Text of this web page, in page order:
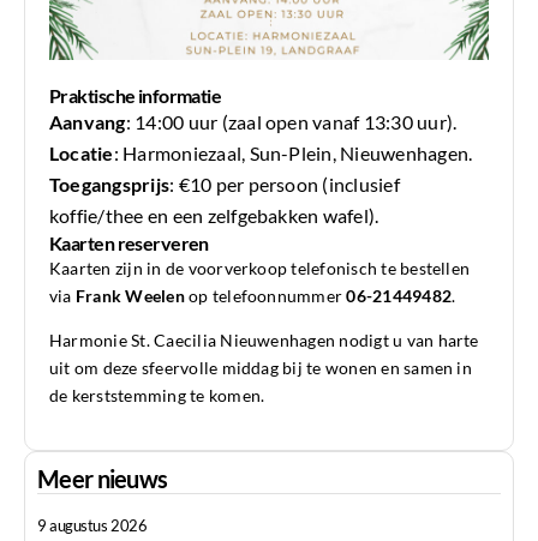
Praktische informatie
Aanvang: 14:00 uur (zaal open vanaf 13:30 uur).
Locatie: Harmoniezaal, Sun-Plein, Nieuwenhagen.
Toegangsprijs: €10 per persoon (inclusief
koffie/thee en een zelfgebakken wafel).
Kaarten reserveren
Kaarten zijn in de voorverkoop telefonisch te bestellen
via Frank Weelenop telefoonnummer06-21449482.
Harmonie St. Caecilia Nieuwenhagen nodigt u van harte
uit om deze sfeervolle middag bij te wonen en samen in
de kerststemming te komen.
Meer nieuws
9 augustus 2026